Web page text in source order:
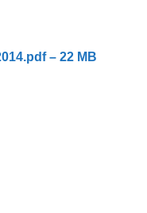
– 22 MB